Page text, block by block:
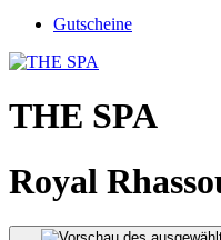
Gutscheine
THE SPA
Royal